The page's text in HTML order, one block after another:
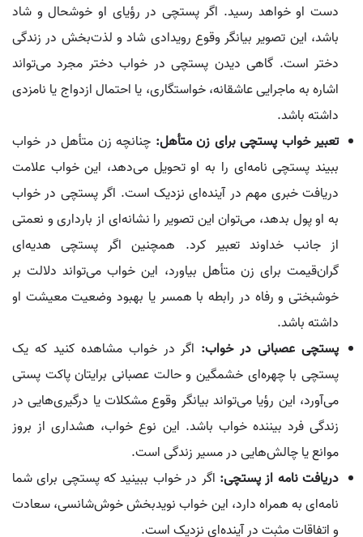
دست او خواهد رسید. اگر پستچی در رؤیای او خوشحال و شاد
باشد، این تصویر بیانگر وقوع رویدادی شاد و لذت‌بخش در زندگی
دختر است. گاهی دیدن پستچی در خواب دختر مجرد می‌تواند
اشاره به ماجرایی عاشقانه، خواستگاری، یا احتمال ازدواج یا نامزدی
داشته باشد.
تعبیر خواب پستچی برای زن متأهل: چنانچه زن متأهل در خواب
ببیند پستچی نامه‌ای را به او تحویل می‌دهد، این خواب علامت
دریافت خبری مهم در آینده‌ای نزدیک است. اگر پستچی در خواب
به او پول بدهد، می‌توان این تصویر را نشانه‌ای از بارداری و نعمتی
از جانب خداوند تعبیر کرد. همچنین اگر پستچی هدیه‌ای
گران‌قیمت برای زن متأهل بیاورد، این خواب می‌تواند دلالت بر
خوشبختی و رفاه در رابطه با همسر یا بهبود وضعیت معیشت او
داشته باشد.
پستچی عصبانی در خواب: اگر در خواب مشاهده کنید که یک
پستچی با چهره‌ای خشمگین و حالت عصبانی برایتان پاکت پستی
می‌آورد، این رؤیا می‌تواند بیانگر وقوع مشکلات یا درگیری‌هایی در
زندگی فرد بیننده خواب باشد. این نوع خواب، هشداری از بروز
موانع یا چالش‌هایی در مسیر زندگی است.
دریافت نامه از پستچی: اگر در خواب ببینید که پستچی برای شما
نامه‌ای به همراه دارد، این خواب نویدبخش خوش‌شانسی، سعادت
و اتفاقات مثبت در آینده‌ای نزدیک است.